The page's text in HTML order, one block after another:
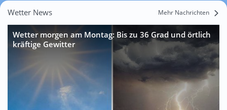
Wetter News Mehr Nachrichten
Wetter morgen am Montag: Bis zu 36 Grad und örtlich
kräftige Gewitter